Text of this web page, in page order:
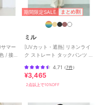
、062くすみ
000ブラック
サマー
/ 接触
期間限定SALE まとめ割
ミル
[UVカット・遮熱] リネンライ
ク ストレート タックパンツ /
4.71 （7件）
¥3,465
2点以上で10%OFF